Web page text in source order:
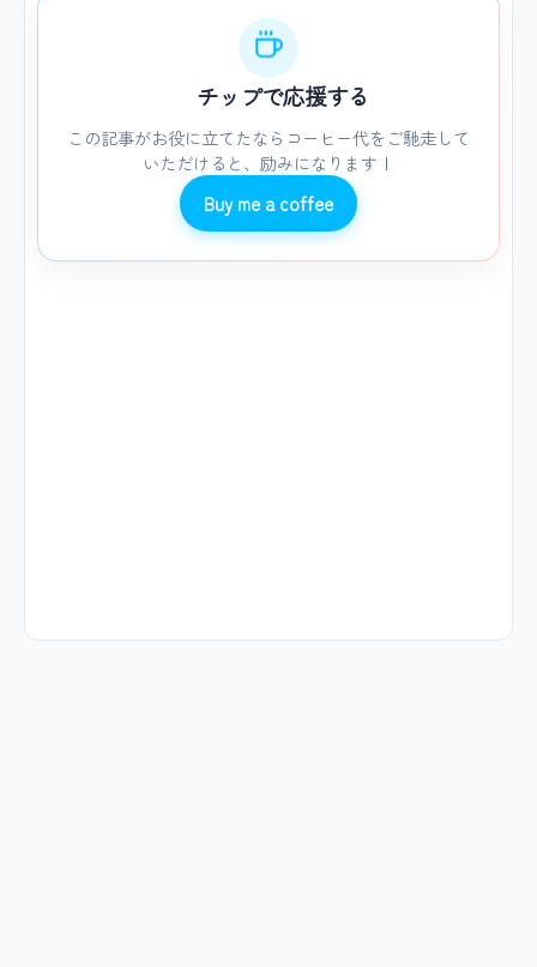
チップで応援する
この記事がお役に立てたならコーヒー代をご馳走して
いただけると、励みになります！
Buy me a coffee